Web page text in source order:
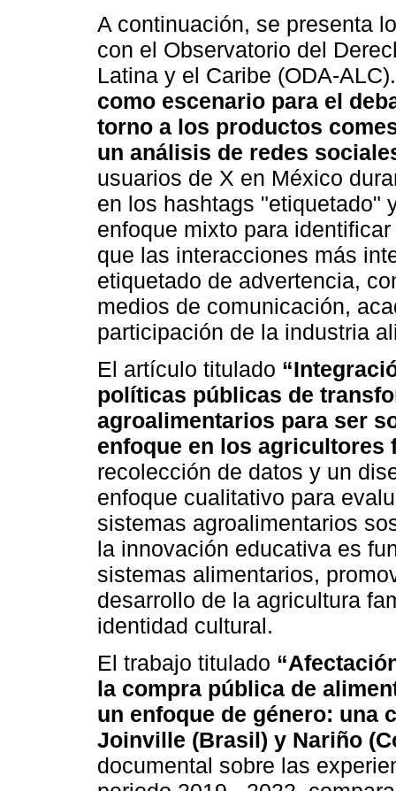
A continuación, se presenta
con el Observatorio del
Latina y el Caribe (ODA-
como escenario para el
torno a los productos
un análisis de redes
usuarios de X en México
en los hashtags "etiquetado"
enfoque mixto para
que las interacciones más
etiquetado de advertencia,
medios de comunicación,
participación de la industria
El artículo titulado
políticas públicas de
agroalimentarios para ser
enfoque en los agricultores
recolección de datos y un
enfoque cualitativo para
sistemas agroalimentarios
la innovación educativa es
sistemas alimentarios,
desarrollo de la agricultura
identidad cultural.
El trabajo titulado
la compra pública de
un enfoque de género: una
Joinville (Brasil) y Nariño
documental sobre las